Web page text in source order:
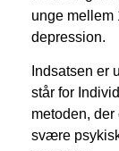
unge mellem
depression.
Indsatsen er
står for
metoden,
svære